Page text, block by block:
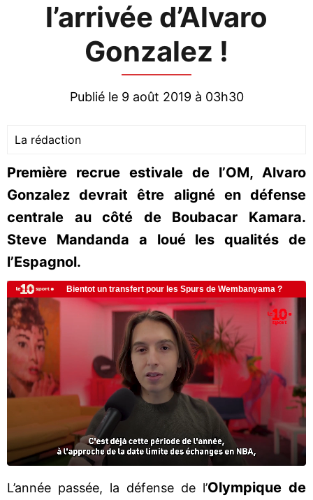
l’arrivée d’Alvaro
Gonzalez !
Publié le 9 août 2019 à 03h30
La rédaction
Première recrue estivale de l’OM, Alvaro
Gonzalez devrait être aligné en défense
centrale au côté de Boubacar Kamara.
Steve Mandanda a loué les qualités de
l’Espagnol.
L’année passée, la défense de l’Olympique de